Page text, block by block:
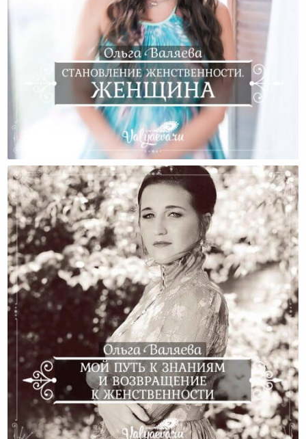
Становление Женственности. Женщина.
Мой Путь К Знаниям И Возвращение К